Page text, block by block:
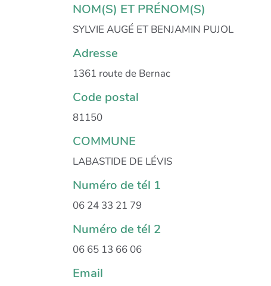
NOM(S) ET PRÉNOM(S)
SYLVIE AUGÉ ET BENJAMIN PUJOL
Adresse
1361 route de Bernac
Code postal
81150
COMMUNE
LABASTIDE DE LÉVIS
Numéro de tél 1
06 24 33 21 79
Numéro de tél 2
06 65 13 66 06
Email